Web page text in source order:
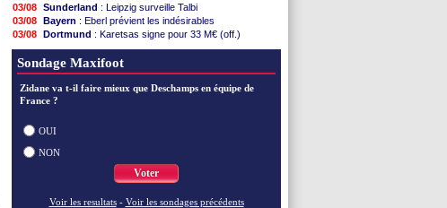
03/08 Sunderland : Leipzig surveille Talbi
03/08 Bayern : Eberl prévient les indésirables
03/08 Dortmund : Karetsas signe pour 33 M€ (off.)
03/08 Hoffenheim: Daghim pour 13 M€ (officiel)
02/08 Naples: direction Schalke 04 pour Lindstrøm
02/08 Dortmund: Couto se rapproche de Côme
02/08 Leipzig : retour bouclé pour Nyland
01/08 Leipzig
30/07
Bayern
28/07
Bayern
Voir toutes les brèves
Sondage Maxifoot
Zidane va t-il faire mieux que Deschamps en équipe de
France ?
OUI
NON
Voter
Voir les resultats - Voir les sondages précédents